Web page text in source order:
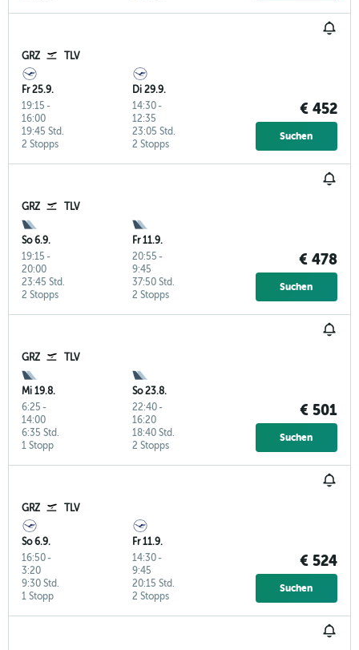
GRZ TLV
Fr 25.9.
19:15 -
16:00
2 Stopps
19:45 Std.
Di 29.9.
14:30-
12:35
2 Stopps
23:05 Std.
€ 452
Suchen
GRZ TLV
So 6.9.
19:15 -
20:00
2 Stopps
23:45 Std.
Fr 11.9.
20:55 -
9:45
2 Stopps
37:50 Std.
€ 478
Suchen
GRZ TLV
Mi 19.8.
6:25 -
14:00
1 Stopp
6:35 Std.
So 23.8.
22:40-
16:20
2 Stopps
18:40 Std.
€ 501
Suchen
GRZ TLV
So 6.9.
16:50-
3:20
1 Stopp
9:30 Std.
Fr 11.9.
14:30-
9:45
2 Stopps
20:15 Std.
€ 524
Suchen